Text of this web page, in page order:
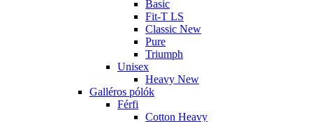
Basic
Fit-T LS
Classic New
Pure
Triumph
Unisex
Heavy New
Galléros pólók
Férfi
Cotton Heavy